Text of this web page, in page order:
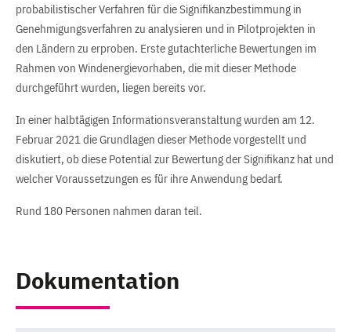
probabilistischer Verfahren für die Signifikanzbestimmung in
Genehmigungsverfahren zu analysieren und in Pilotprojekten in
den Ländern zu erproben. Erste gutachterliche Bewertungen im
Rahmen von Windenergievorhaben, die mit dieser Methode
durchgeführt wurden, liegen bereits vor.
In einer halbtägigen Informationsveranstaltung wurden am 12.
Februar 2021 die Grundlagen dieser Methode vorgestellt und
diskutiert, ob diese Potential zur Bewertung der Signifikanz hat und
welcher Voraussetzungen es für ihre Anwendung bedarf.
Rund 180 Personen nahmen daran teil.
Dokumentation